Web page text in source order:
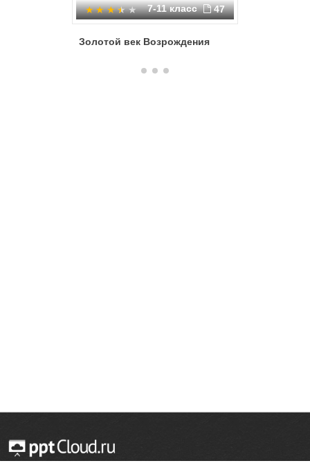
7-11 класс 47
Золотой век Возрождения